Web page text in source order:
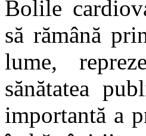
Bolile
să rămână
lume,
sănătatea
importantă a